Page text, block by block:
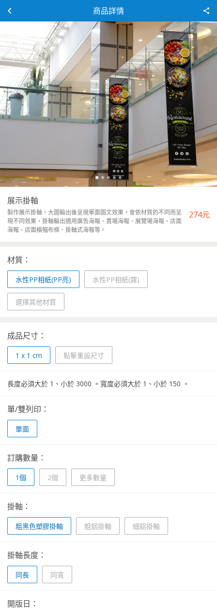
商品詳情
展示掛軸
製作展示掛軸，大圖輸出後呈現單面圖文效果，會依材質的不同而呈
現不同效果，掛軸輸出適用廣告海報、賣場海報、展覽場海報、店面
海報、店面橫幅布條、掛軸式海報等。
274元
材質：
水性PP相紙(PP亮) 水性PP相紙(霧)
選擇其他材質
成品尺寸：
1 x 1 cm 點擊重設尺寸
長度必須大於 1 、小於 3000 。 寬度必須大於 1 、小於 150 。
單/雙列印：
單面
訂購數量：
1個 2個 更多數量
掛軸：
粗黑色塑膠掛軸 粗鋁掛軸 細鋁掛軸
掛軸長度：
同長 同寬
開版日：